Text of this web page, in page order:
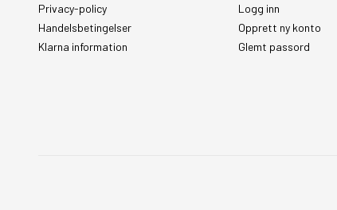
Privacy-policy
Handelsbetingelser
Klarna information
Logg inn
Opprett ny konto
Glemt passord